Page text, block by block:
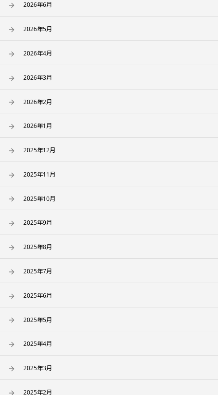
2026年6月
2026年5月
2026年4月
2026年3月
2026年2月
2026年1月
2025年12月
2025年11月
2025年10月
2025年9月
2025年8月
2025年7月
2025年6月
2025年5月
2025年4月
2025年3月
2025年2月